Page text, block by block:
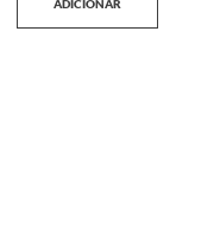
ADICIONAR